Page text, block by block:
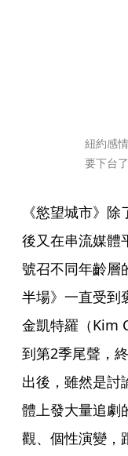
紐約感
要下台
《慾望城市》
後又在串流媒體
號召不同年齡層
半場》一直受到
金凱特羅（Kim
到第2季尾聲，
出後，雖然是討
體上發大量追劇
觀、個性演變，